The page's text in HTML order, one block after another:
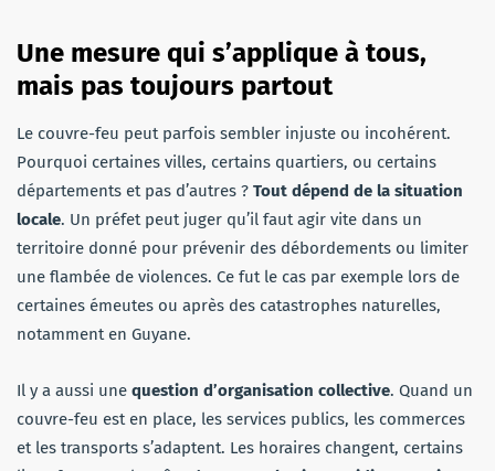
Une mesure qui s’applique à tous,
mais pas toujours partout
Le couvre-feu peut parfois sembler injuste ou incohérent.
Pourquoi certaines villes, certains quartiers, ou certains
départements et pas d’autres ? Tout dépend de la situation
locale. Un préfet peut juger qu’il faut agir vite dans un
territoire donné pour prévenir des débordements ou limiter
une flambée de violences. Ce fut le cas par exemple lors de
certaines émeutes ou après des catastrophes naturelles,
notamment en Guyane.
Il y a aussi une question d’organisation collective. Quand un
couvre-feu est en place, les services publics, les commerces
et les transports s’adaptent. Les horaires changent, certains